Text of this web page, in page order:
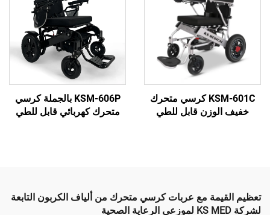
KSM-601C كرسي متحرك
قابل للطي
KSM-606P بالجملة كرسي
متحرك كهربائي قابل للطي
مع عربات كرسي متحرك من ألياف الكربون التابعة